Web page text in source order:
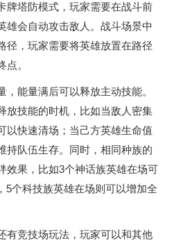
牌塔防模式，玩家需要在战斗前
雄会自动攻击敌人。战斗场景中
径，玩家需要将英雄放置在路径
。
能量满后可以释放主动技能。
放技能的时机，比如当敌人密集
以快速清场；当己方英雄生命值
持队伍生存。同时，相同种族的
效果，比如3个神话族英雄在场可
5个科技族英雄在场则可以增加全
有竞技场玩法，玩家可以和其他